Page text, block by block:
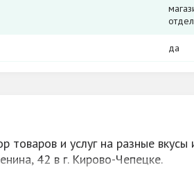
да
товаров и услуг на разные
42 в г. Кирово-Чепецке.